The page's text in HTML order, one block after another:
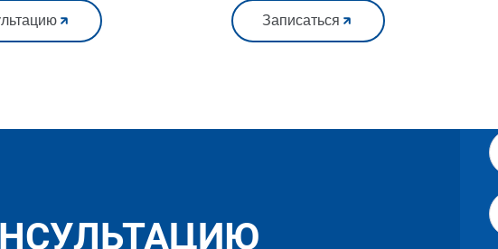
Записаться